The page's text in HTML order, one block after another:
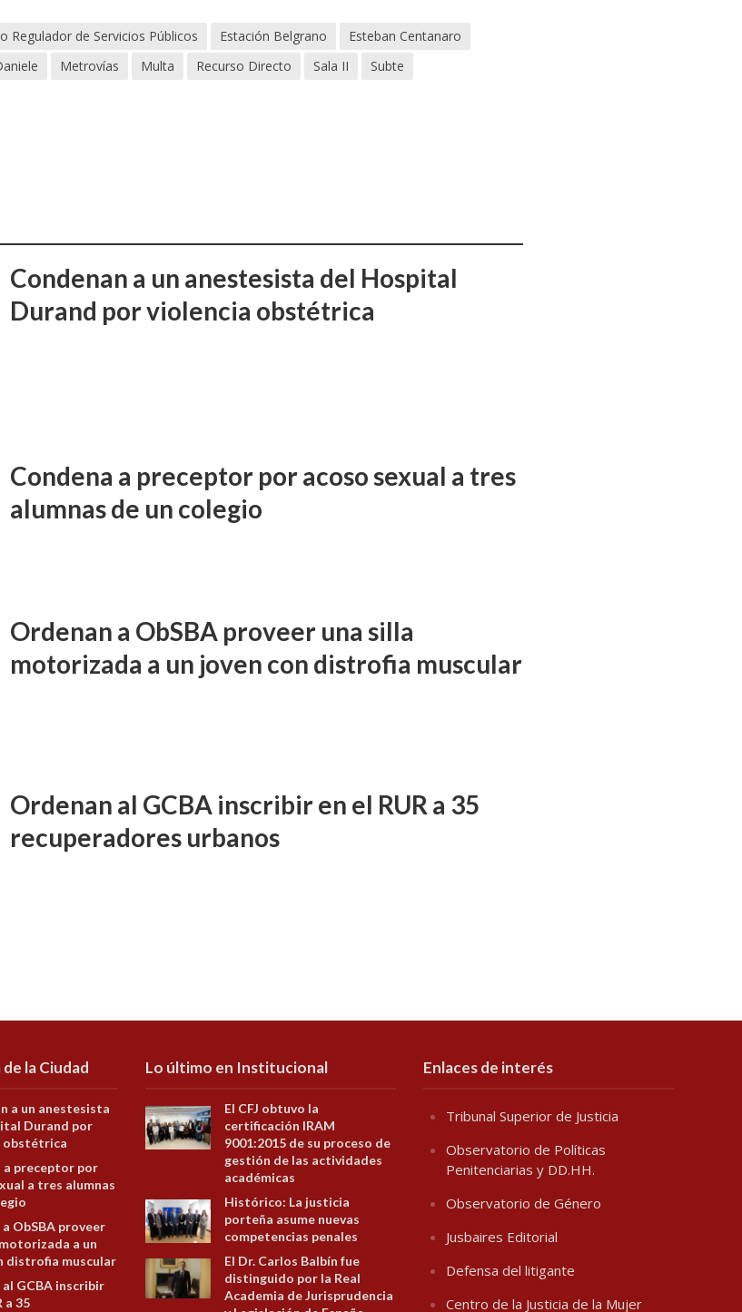
Regulador de Servicios Públicos Estación Belgrano
Esteban Centanaro
Metrovías Multa Recurso Directo Sala II
Subte
Condenan a un anestesista del Hospital
Durand por violencia obstétrica
Condena a preceptor por acoso sexual a tres
alumnas de un colegio
Ordenan a ObSBA proveer una silla
motorizada a un joven con distrofia muscular
Ordenan al GCBA inscribir en el RUR a 35
recuperadores urbanos
la Ciudad
a un anestesista
Durand por
obstétrica
a preceptor por
a tres alumnas
ObSBA proveer
a un
distrofia muscular
GCBA inscribir
a 35
Lo último en Institucional
El CFJ obtuvo la
certificación IRAM
9001:2015 de su proceso de
gestión de las actividades
académicas
Histórico: La justicia
porteña asume nuevas
competencias penales
El Dr. Carlos Balbín fue
distinguido por la Real
Academia de Jurisprudencia
Enlaces de interés
Tribunal Superior de Justicia
Observatorio de Políticas
Penitenciarias y DD.HH.
Observatorio de Género
Jusbaires Editorial
Defensa del litigante
Centro de la Justicia de la Mujer